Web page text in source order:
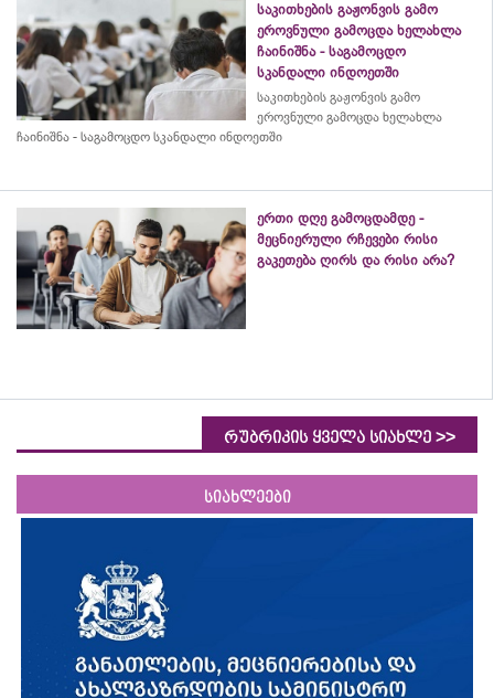
საკითხების გაჟონვის გამო
ეროვნული გამოცდა ხელახლა
ჩაინიშნა - საგამოცდო
სკანდალი ინდოეთში
საკითხების გაჟონვის გამო
ეროვნული გამოცდა ხელახლა
ჩაინიშნა - საგამოცდო სკანდალი ინდოეთში
ერთი დღე გამოცდამდე -
მეცნიერული რჩევები რისი
გაკეთება ღირს და რისი არა?
რუბრიკის ყველა სიახლე >>
სიახლეები